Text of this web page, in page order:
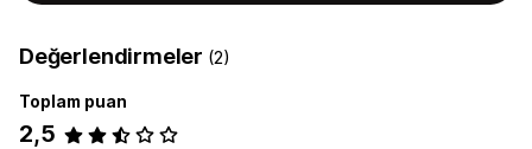
Değerlendirmeler (2)
Toplam puan
2,5